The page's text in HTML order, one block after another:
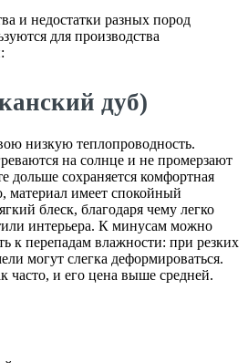
и недостатки разных пород
для производства
дуб)
низкую теплопроводность.
на солнце и не промерзают
дольше сохраняется комфортная
материал имеет спокойный
блеск, благодаря чему легко
интерьера. К минусам можно
к перепадам влажности: при резких
могут слегка деформироваться.
часто, и его цена выше средней.